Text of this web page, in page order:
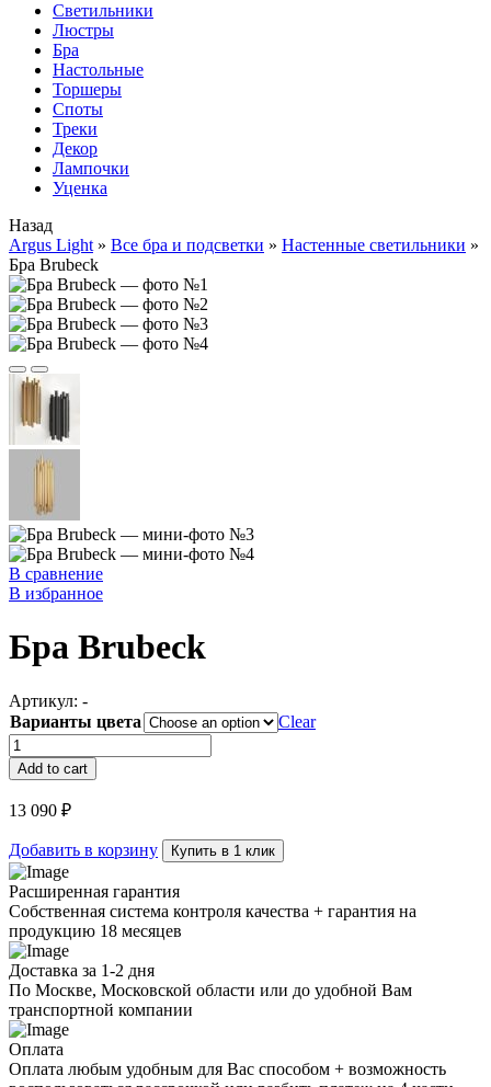
Cветильники
Люстры
Бра
Настольные
Торшеры
Споты
Треки
Декор
Лампочки
Уценка
Назад
Argus Light » Все бра и подсветки » Настенные светильники »
Бра Brubeck
В сравнение
В избранное
Бра Brubeck
Артикул: -
Варианты цвета
Clear
Бра
Brubeck
quantity
Add to cart
13 090 ₽
Добавить в корзину Купить в 1 клик
Расширенная гарантия
Собственная система контроля качества + гарантия на
продукцию 18 месяцев
Доставка за 1-2 дня
По Москве, Московской области или до удобной Вам
транспортной компании
Оплата
Оплата любым удобным для Вас способом + возможность